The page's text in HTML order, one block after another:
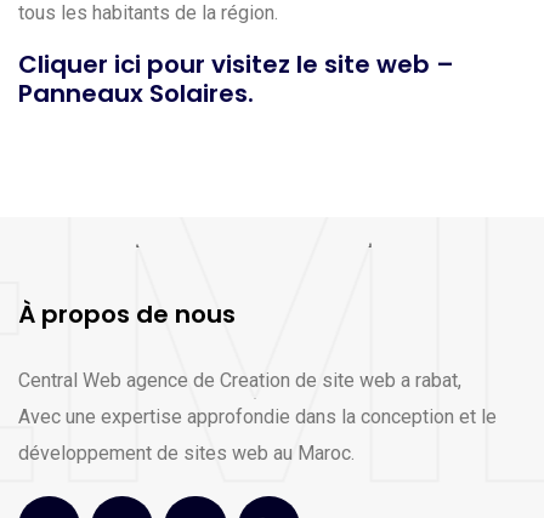
tous les habitants de la région.
Cliquer ici pour visitez le site web –
Panneaux Solaires.
À propos de nous
Central Web agence de Creation de site web a rabat,
Avec une expertise approfondie dans la conception et le
développement de sites web au Maroc.